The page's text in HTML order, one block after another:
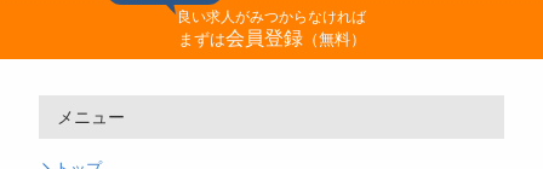
良い求人がみつからなければ
まずは会員登録（無料）
メニュー